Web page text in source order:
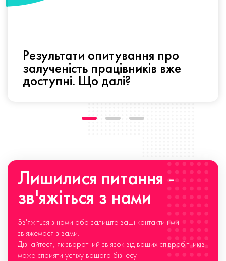
Результати опитування про
залученість працівників вже
доступні. Що далі?
Лишилися питання -
зв'яжіться з нами
Зв'яжіться з нами або залиште ваші контакти і ми
зв'яжемося з вами.
Дізнайтеся, як зворотний зв'язок від ваших співробітників
може сприяти успіху вашого бізнесу